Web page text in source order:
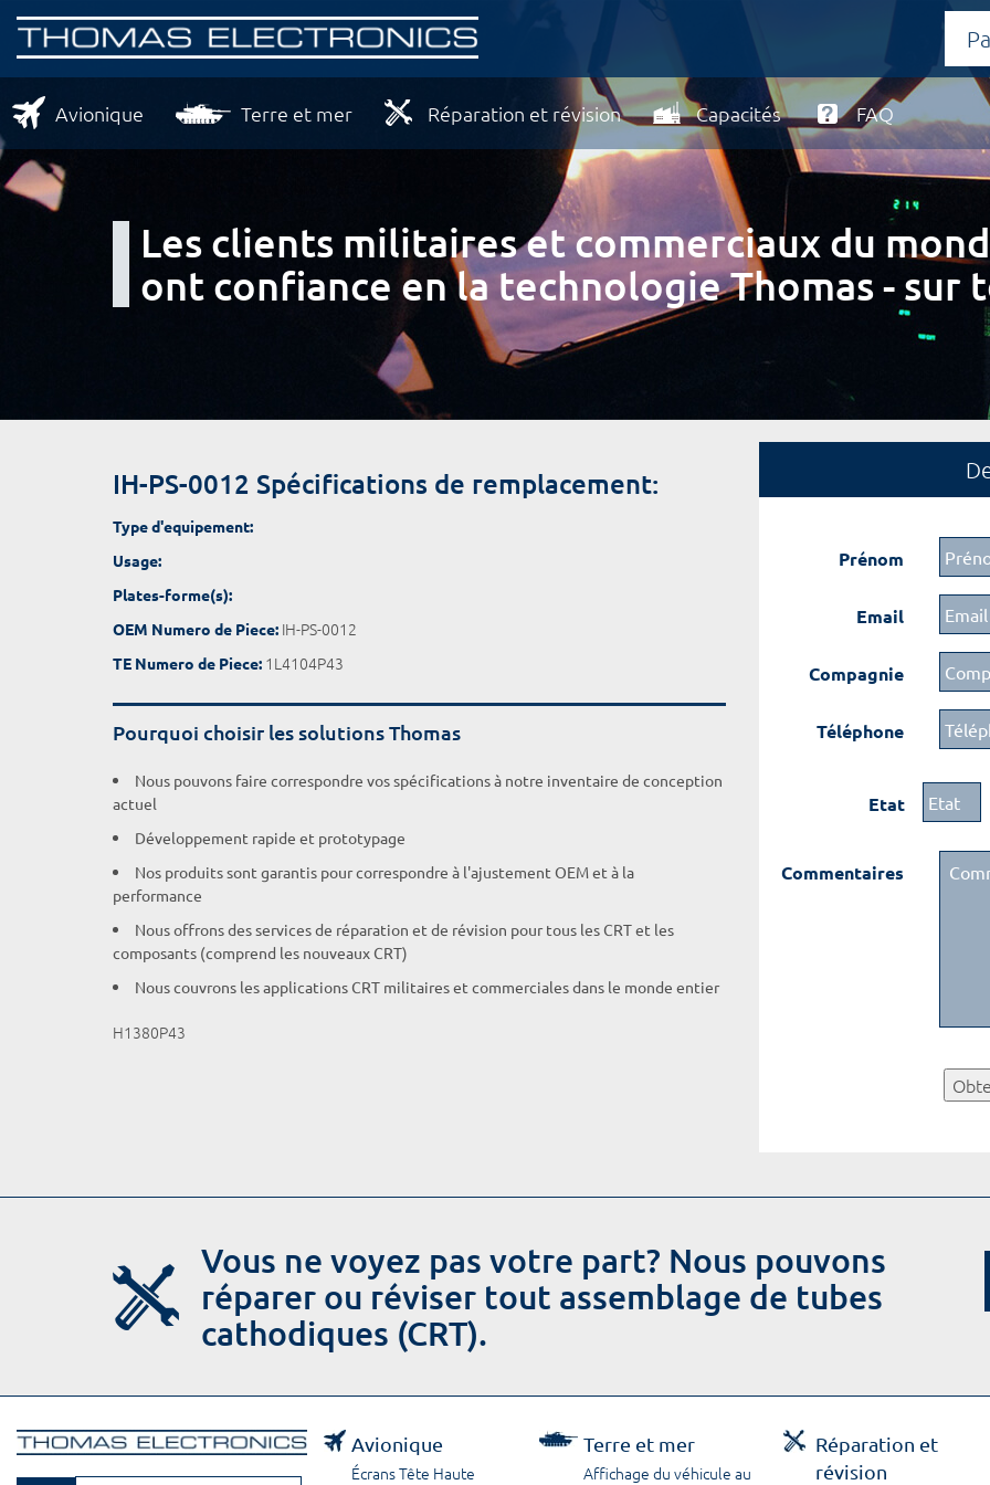
Avionique Terre et mer Réparation et révision Capacités FAQ
Les clients militaires et commerciaux du
ont confiance en la technologie Thomas - sur
IH-PS-0012 Spécifications de remplacement:
Type d'equipement:
Usage:
Plates-forme(s):
OEM Numero de Piece: IH-PS-0012
TE Numero de Piece: 1L4104P43
Pourquoi choisir les solutions Thomas
Nous pouvons faire correspondre vos spécifications à notre inventaire de conception
actuel
Développement rapide et prototypage
Nos produits sont garantis pour correspondre à l'ajustement OEM et à la
performance
Nous offrons des services de réparation et de révision pour tous les CRT et les
composants (comprend les nouveaux CRT)
Nous couvrons les applications CRT militaires et commerciales dans le monde entier
H1380P43
Prénom
Email
Compagnie
Téléphone
Etat
Commentaires
Vous ne voyez pas votre part? Nous pouvons
réparer ou réviser tout assemblage de tubes
cathodiques (CRT).
Avionique
Écrans Tête Haute
Terre et mer
Affichage du véhicule au
Réparation et
révision